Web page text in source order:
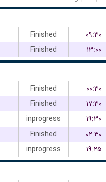
Finished
۰۹:۳۰
Finished
۱۳:۰۰
Finished
۰۰:۳۰
Finished
۱۷:۳۰
inprogress
۱۹:۳۰
Finished
۰۲:۳۰
inprogress
۱۹:۲۵